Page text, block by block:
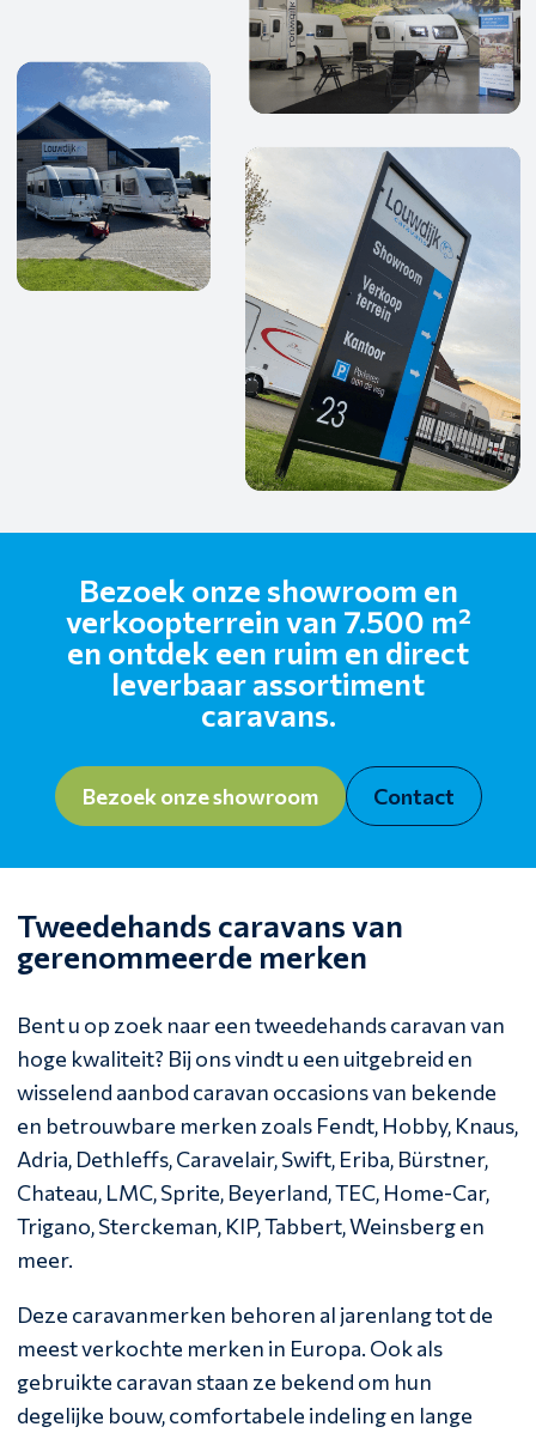
Bezoek onze showroom en
verkoopterrein van 7.500 m²
en ontdek een ruim en direct
leverbaar assortiment
caravans.
Bezoek onze showroom Contact
Tweedehands caravans van
gerenommeerde merken
Bent u op zoek naar een tweedehands caravan van
hoge kwaliteit? Bij ons vindt u een uitgebreid en
wisselend aanbod caravan occasions van bekende
en betrouwbare merken zoals Fendt, Hobby, Knaus,
Adria, Dethleffs, Caravelair, Swift, Eriba, Bürstner,
Chateau, LMC, Sprite, Beyerland, TEC, Home-Car,
Trigano, Sterckeman, KIP, Tabbert, Weinsberg en
meer.
Deze caravanmerken behoren al jarenlang tot de
meest verkochte merken in Europa. Ook als
gebruikte caravan staan ze bekend om hun
degelijke bouw, comfortabele indeling en lange